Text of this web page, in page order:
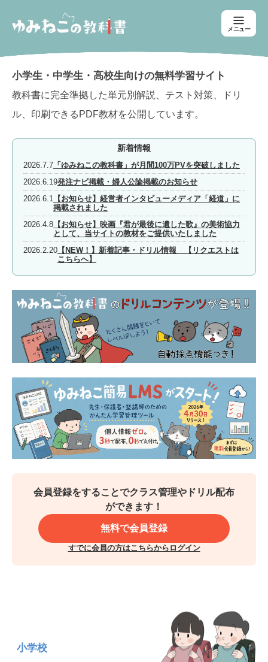
メニュー
小学生・中学生・高校生向けの無料学習サイト
教科書に完全準拠した単元別解説、テスト対策、ドリ
ル、印刷できるPDF教材を公開しています。
新着情報
2026.7.7 「ゆみねこの教科書」が月間100万PVを突破しました
2026.6.19発注ナビ掲載・婦人公論掲載のお知らせ
2026.6.1 【お知らせ】経営者インタビューメディア「経道」に
掲載されました
2026.4.8 【お知らせ】映画『君が最後に遺した歌』の美術協力
として、当サイトの教材をご提供いたしました
2026.2.20 【NEW！】新着記事・ドリル情報 【リクエストは
こちらへ】
会員登録をすることでクラス管理やドリル配布
ができます！
無料で会員登録
すでに会員の方はこちらからログイン
小学校